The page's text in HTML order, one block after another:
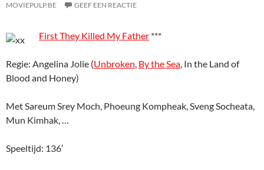
MOVIEPULP.BE
GEEF EEN REACTIE
First They Killed My Father ***
Regie: Angelina Jolie (Unbroken, By the Sea, In the Land of
Blood and Honey)
Met Sareum Srey Moch, Phoeung Kompheak, Sveng Socheata,
Mun Kimhak, …
Speeltijd: 136′